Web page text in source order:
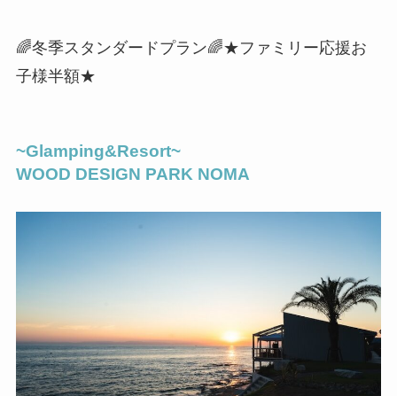
🌈冬季スタンダードプラン🌈★ファミリー応援お
子様半額★
~Glamping&Resort~
WOOD DESIGN PARK NOMA